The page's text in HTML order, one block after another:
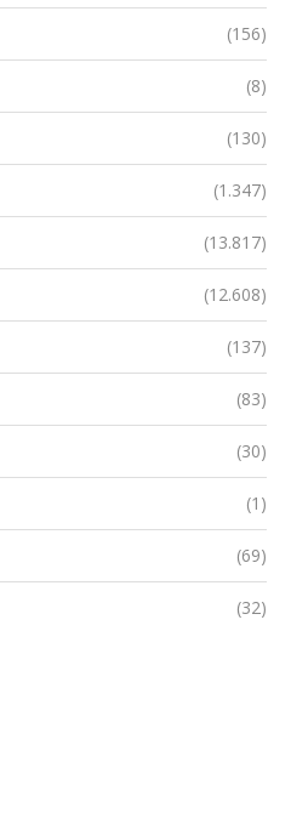
(156)
(8)
(130)
(1.347)
(13.817)
(12.608)
(137)
(83)
(30)
(1)
(69)
(32)